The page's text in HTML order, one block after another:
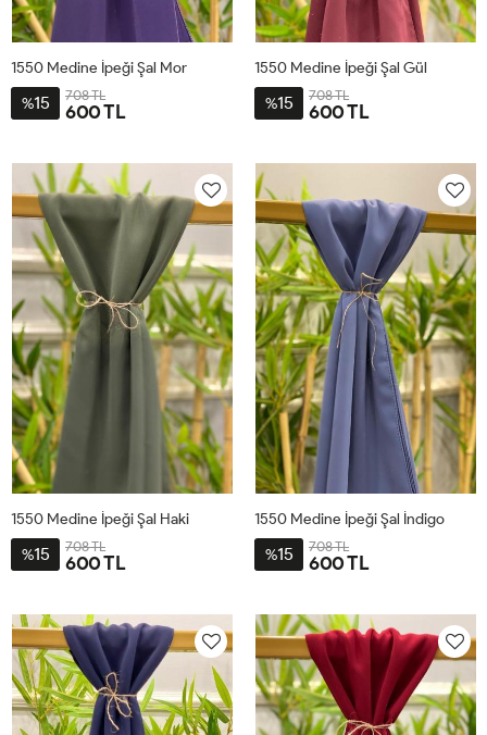
1550 Medine İpeği Şal Mor
%15 708 TL
600 TL
1550 Medine İpeği Şal Gül
%15 708 TL
600 TL
1550 Medine İpeği Şal Haki
%15 708 TL
600 TL
1550 Medine İpeği Şal İndigo
%15 708 TL
600 TL